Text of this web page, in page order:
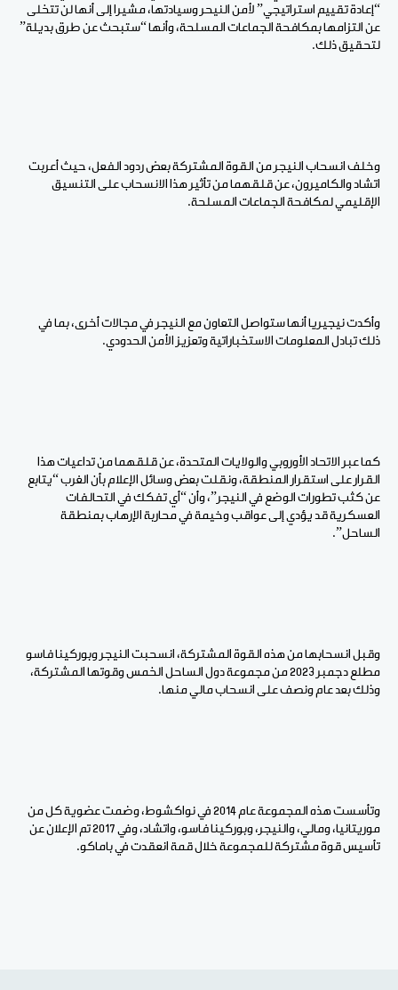
“إعادة تقييم استراتيجي” لأمن النيحر وسيادتها، مشيرا إلى أنها لن تتخلى
عن التزامها بمكافحة الجماعات المسلحة، وأنها “ستبحث عن طرق بديلة”
لتحقيق ذلك.
وخلف انسحاب النيجر من القوة المشتركة بعض ردود الفعل، حيث أعربت
اتشاد والكاميرون، عن قلقهما من تأثير هذا الانسحاب على التنسيق
الإقليمي لمكافحة الجماعات المسلحة.
وأكدت نيجيريا أنها ستواصل التعاون مع النيجر في مجالات أخرى، بما في
ذلك تبادل المعلومات الاستخباراتية وتعزيز الأمن الحدودي.
كما عبر الاتحاد الأوروبي والولايات المتحدة، عن قلقهما من تداعيات هذا
القرار على استقرار المنطقة، ونقلت بعض وسائل الإعلام بأن الغرب “يتابع
عن كثب تطورات الوضع في النيجر”، وأن “أي تفكك في التحالفات
العسكرية قد يؤدي إلى عواقب وخيمة في محاربة الإرهاب بمنطقة
الساحل”.
وقبل انسحابها من هذه القوة المشتركة، انسحبت النيجر وبوركينا فاسو
مطلع دجمبر 2023 من مجموعة دول الساحل الخمس وقوتها المشتركة،
وذلك بعد عام ونصف على انسحاب مالي منها.
وتأسست هذه المجموعة عام 2014 في نواكشوط، وضمت عضوية كل من
موريتانيا، ومالي، والنيجر، وبوركينا فاسو، واتشاد، وفي 2017 تم الإعلان عن
تأسيس قوة مشتركة للمجموعة خلال قمة انعقدت في باماكو.